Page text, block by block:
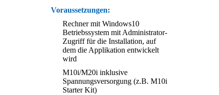
Voraussetzungen:
Rechner mit Windows10
Betriebssystem mit Administrator-
Zugriff für die Installation, auf
dem die Applikation entwickelt
wird
M10i/M20i inklusive
Spannungsversorgung (z.B. M10i
Starter Kit)